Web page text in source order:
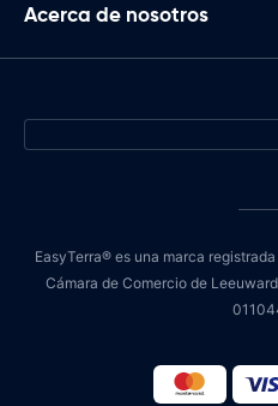
Acerca de nosotros
EasyTerra® es una marca
Cámara de Comercio de